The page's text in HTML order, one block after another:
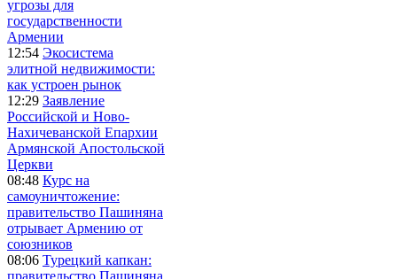
угрозы для
государственности
Армении
12:54 Экосистема
элитной недвижимости:
как устроен рынок
12:29 Заявление
Российской и Ново-
Нахичеванской Епархии
Армянской Апостольской
Церкви
08:48 Курс на
самоуничтожение:
правительство Пашиняна
отрывает Армению от
союзников
08:06 Турецкий капкан:
правительство Пашиняна